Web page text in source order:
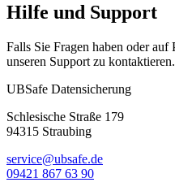
Hilfe und Support
Falls Sie Fragen haben oder auf
unseren Support zu
UBSafe Datensicherung
Schlesische Straße 179
94315 Straubing
service@ubsafe.de
09421 867 63 90